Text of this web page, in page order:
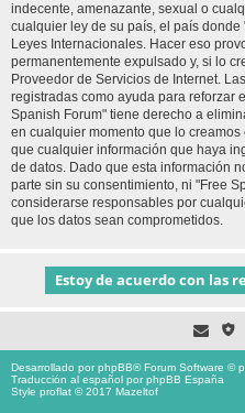
indecente, amenazante, sexual o
cualquier ley de su país, el país
Leyes Internacionales. Hacer eso
permanentemente expulsado y, si lo
Proveedor de Servicios de Internet.
registradas como ayuda para reforzar
Spanish Forum" tiene derecho a
en cualquier momento que lo
que cualquier información que haya
de datos. Dado que esta información
parte sin su consentimiento, ni "Free
considerarse responsables por
que los datos sean comprometidos.
Desarrollado porphpBB® Forum Software ©
Traducción al español porphpBB España
Style proflat © 2017 Mazeltof